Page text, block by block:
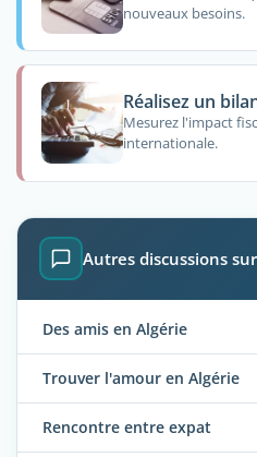
nouveaux besoins.
Réalisez un
Mesurez l'impact
internationale.
Autres discussions
Des amis en Algérie
Trouver l'amour en Algérie
Rencontre entre expat